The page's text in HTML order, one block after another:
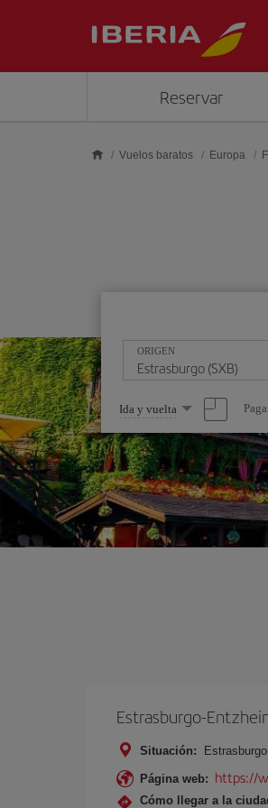
Reservar
Vuelos baratos Europa
ORIGEN
Seleccione
una
opción
Ida y vuelta
Estrasburgo-
Situación: Estrasburgo
Página web: https://
Cómo llegar a la